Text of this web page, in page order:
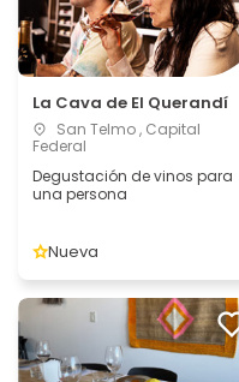
La Cava de El Querandí
San Telmo , Capital
Federal
Degustación de vinos para
una persona
Nueva